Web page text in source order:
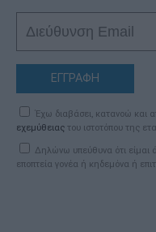
ΕΓΓΡΑΦΗ
Έχω διαβάσει, κατανοώ και
εχεμύθειας του ιστοτόπου της
Δηλώνω υπεύθυνα ότι είμαι
εποπτεία γονέα ή κηδεμόνα ή